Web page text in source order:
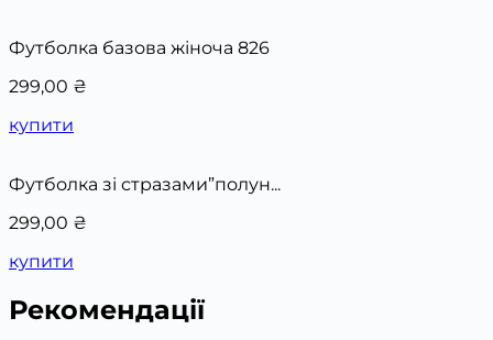
Футболка базова жіноча 826
299,00 ₴
купити
Футболка зі стразами”полун...
299,00 ₴
купити
Рекомендації